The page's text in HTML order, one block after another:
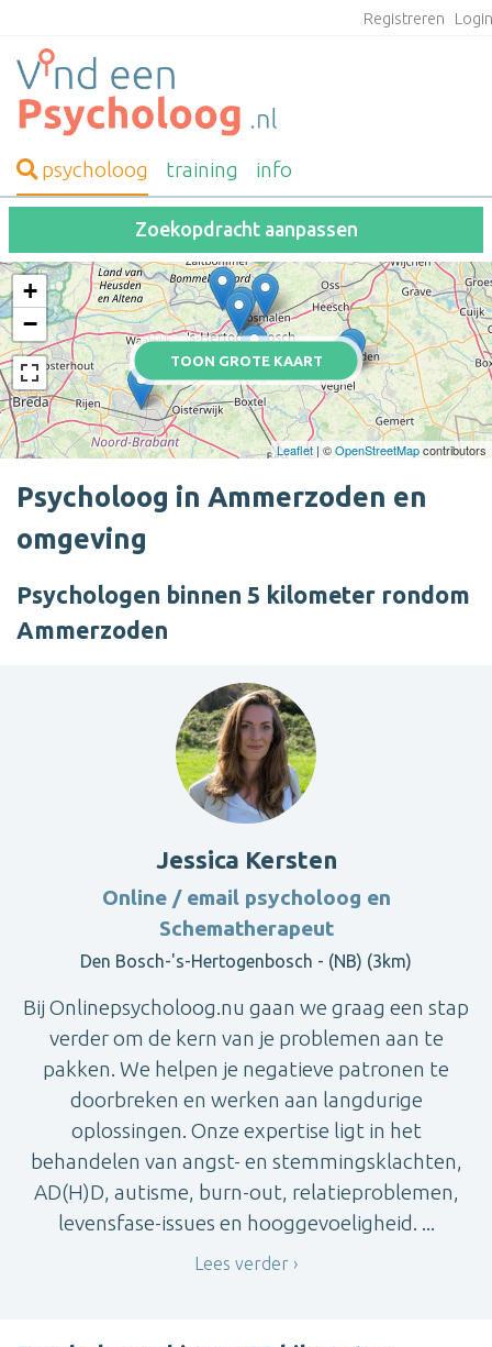
Registreren
psycholoog training info
Zoekopdracht aanpassen
TOON GROTE KAART
+
−
Leaflet | ©OpenStreetMapcontributors
Psycholoog in Ammerzoden en
omgeving
Psychologen binnen 5 kilometer rondom
Ammerzoden
Jessica Kersten
Online / email psycholoog en
Schematherapeut
Den Bosch-'s-Hertogenbosch - (NB) (3km)
Bij Onlinepsycholoog.nu gaan we graag een stap
verder om de kern van je problemen aan te
pakken. We helpen je negatieve patronen te
doorbreken en werken aan langdurige
oplossingen. Onze expertise ligt in het
behandelen van angst- en stemmingsklachten,
AD(H)D, autisme, burn-out, relatieproblemen,
levensfase-issues en hooggevoeligheid. ...
Lees verder